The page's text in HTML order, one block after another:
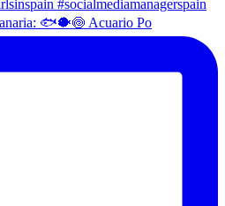
🐟🐡🍥 Acuario Po